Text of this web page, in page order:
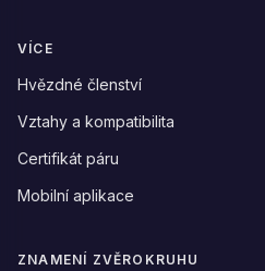
VÍCE
Hvězdné členství
Vztahy a kompatibilita
Certifikát páru
Mobilní aplikace
ZNAMENÍ ZVĚROKRUHU